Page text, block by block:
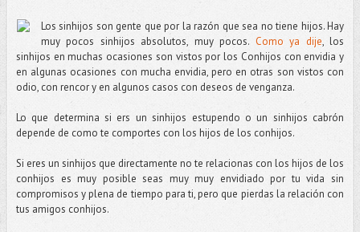
Los sinhijos son gente que por la razón que sea no tiene hijos. Hay
muy pocos sinhijos absolutos, muy pocos. Como ya dije, los
sinhijos en muchas ocasiones son vistos por los Conhijos con envidia y
en algunas ocasiones con mucha envidia, pero en otras son vistos con
odio, con rencor y en algunos casos con deseos de venganza.
Lo que determina si ers un sinhijos estupendo o un sinhijos cabrón
depende de como te comportes con los hijos de los conhijos.
Si eres un sinhijos que directamente no te relacionas con los hijos de los
conhijos es muy posible seas muy muy envidiado por tu vida sin
compromisos y plena de tiempo para ti, pero que pierdas la relación con
tus amigos conhijos.